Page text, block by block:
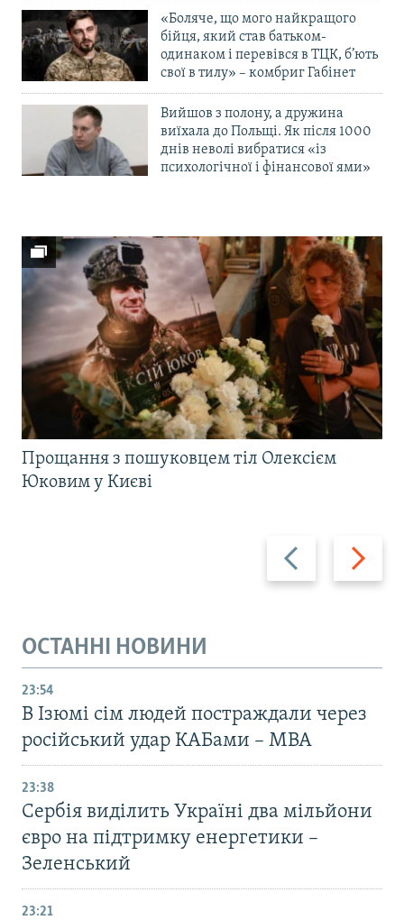
«Боляче, що мого найкращого
бійця, який став батьком-
одинаком і перевівся в ТЦК, б’ють
свої в тилу» – комбриг Габінет
Вийшов з полону, а дружина
виїхала до Польщі. Як після 1000
днів неволі вибратися «із
психологічної і фінансової ями»
Назад Вперед
Прощання з пошуковцем тіл Олексієм
Юковим у Києві
ОСТАННІ НОВИНИ
23:54
В Ізюмі сім людей постраждали через
російський удар КАБами – МВА
23:38
Сербія виділить Україні два мільйони
євро на підтримку енергетики –
Зеленський
23:21